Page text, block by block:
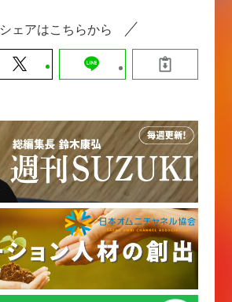
シェアはこちらから